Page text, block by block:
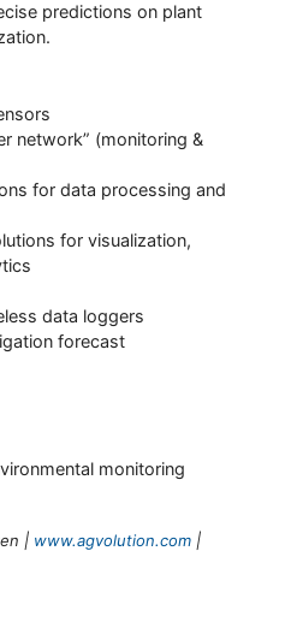
predictions on plant
network” (monitoring &
for data processing and
for visualization,
data loggers
forecast
monitoring
| www.agvolution.com |